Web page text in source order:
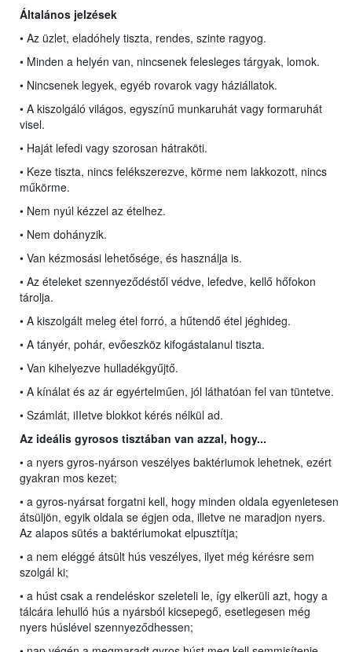
Általános jelzések
• Az üzlet, eladóhely tiszta, rendes, szinte ragyog.
• Minden a helyén van, nincsenek felesleges tárgyak, lomok.
• Nincsenek legyek, egyéb rovarok vagy háziállatok.
• A kiszolgáló világos, egyszínű munkaruhát vagy formaruhát
visel.
• Haját lefedi vagy szorosan hátraköti.
• Keze tiszta, nincs felékszerezve, körme nem lakkozott, nincs
műkörme.
• Nem nyúl kézzel az ételhez.
• Nem dohányzik.
• Van kézmosási lehetősége, és használja is.
• Az ételeket szennyeződéstől védve, lefedve, kellő hőfokon
tárolja.
• A kiszolgált meleg étel forró, a hűtendő étel jéghideg.
• A tányér, pohár, evőeszköz kifogástalanul tiszta.
• Van kihelyezve hulladékgyűjtő.
• A kínálat és az ár egyértelműen, jól láthatóan fel van tüntetve.
• Számlát, iIIetve blokkot kérés nélkül ad.
Az ideális gyrosos tisztában van azzal, hogy...
• a nyers gyros-nyárson veszélyes baktériumok lehetnek, ezért
gyakran mos kezet;
• a gyros-nyársat forgatni kell, hogy minden oldala egyenletesen
átsüljön, egyik oldala se égjen oda, illetve ne maradjon nyers.
Az alapos sütés a baktériumokat elpusztítja;
• a nem eléggé átsült hús veszélyes, ilyet még kérésre sem
szolgál ki;
• a húst csak a rendeléskor szeleteli le, így elkerüli azt, hogy a
tálcára lehulló hús a nyársból kicsepegő, esetlegesen még
nyers húslével szennyeződhessen;